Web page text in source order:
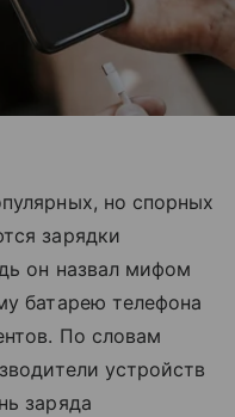
но спорных
зарядки
он назвал мифом
батарею телефона
По словам
устройств
заряда